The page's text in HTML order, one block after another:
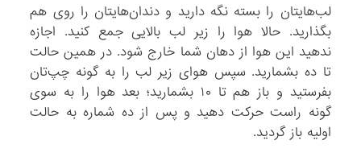
لب‌هایتان را بسته نگه دارید و دندان‌هایتان را روی هم
بگذارید. حالا هوا را زیر لب بالایی جمع کنید. اجازه
ندهید این هوا از دهان شما خارج شود. در همین حالت
تا ده بشمارید. سپس هوای زیر لب را به گونه چپ‌تان
بفرستید و باز هم تا ۱۰ بشمارید؛ بعد هوا را به سوی
گونه راست حرکت دهید و پس از ده شماره به حالت
اولیه باز گردید.